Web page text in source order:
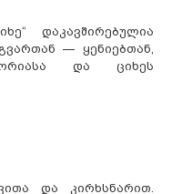
დაკავშირებულია
— ყენიებთან,
და ციხეს
და კირხსნარით.